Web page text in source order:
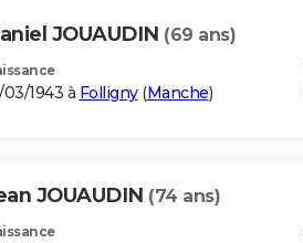
JOUAUDIN (69 ans)
03/1943 à Folligny(Manche)
JOUAUDIN (74 ans)